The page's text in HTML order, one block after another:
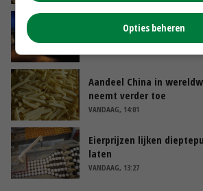
Nettowinst Royal A-ware
hogere omzet
Aandeel China in
neemt verder toe
VANDAAG, 14:01
Eierprijzen lijken
laten
VANDAAG, 13:27
Opties beheren